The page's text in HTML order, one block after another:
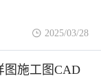
2025/03/28
图施工图CAD